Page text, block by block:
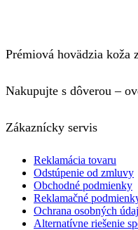
Prémiová hovädzia koža
Nakupujte s dôverou –
Zákaznícky servis
Reklamácia tovaru
Odstúpenie od zmluvy
Obchodné podmienky
Reklamačné
Ochrana osobných
Alternatívne riešenie